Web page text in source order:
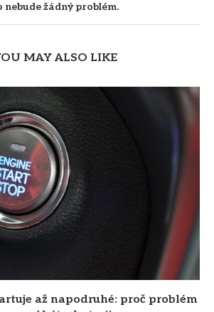
nebude žádný problém.
MAY ALSO LIKE
až napodruhé: proč problém